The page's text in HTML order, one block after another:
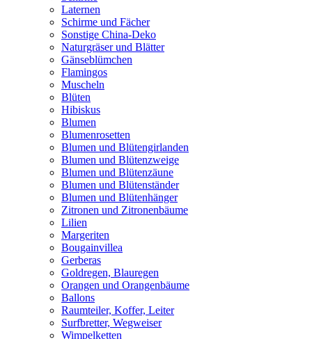
Laternen
Schirme und Fächer
Sonstige China-Deko
Naturgräser und Blätter
Gänseblümchen
Flamingos
Muscheln
Blüten
Hibiskus
Blumen
Blumenrosetten
Blumen und Blütengirlanden
Blumen und Blütenzweige
Blumen und Blütenzäune
Blumen und Blütenständer
Blumen und Blütenhänger
Zitronen und Zitronenbäume
Lilien
Margeriten
Bougainvillea
Gerberas
Goldregen, Blauregen
Orangen und Orangenbäume
Ballons
Raumteiler, Koffer, Leiter
Surfbretter, Wegweiser
Wimpelketten